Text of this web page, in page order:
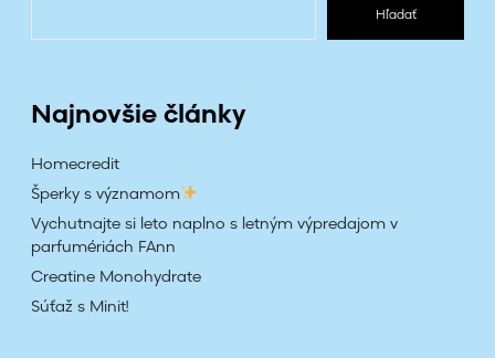
Hľadať
Najnovšie články
Homecredit
Šperky s významom
Vychutnajte si leto naplno s letným výpredajom v
parfumériách FAnn
Creatine Monohydrate
Súťaž s Minit!